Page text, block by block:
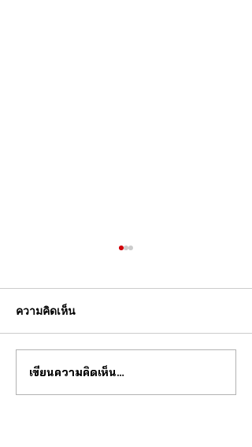
สุดยอด กลไก tourbillon จาก
จีน
ความคิดเห็น
เขียนความคิดเห็น…